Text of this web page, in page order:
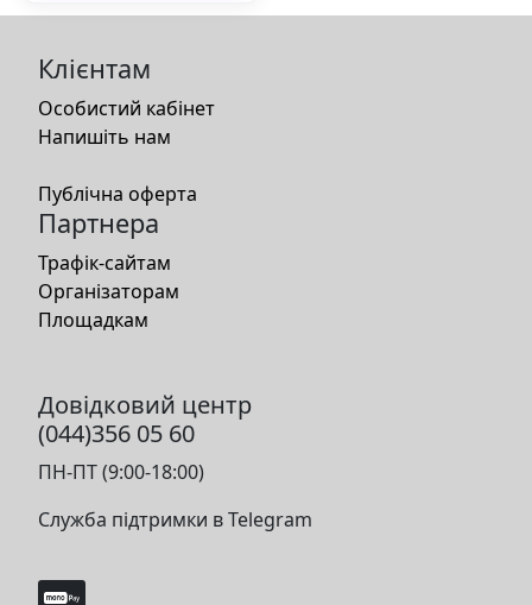
Клієнтам
Особистий кабінет
Напишіть нам
Публічна оферта
Партнера
Трафік-сайтам
Організаторам
Площадкам
Довідковий центр
(044)356 05 60
ПН-ПТ (9:00-18:00)
Служба підтримки в Telegram